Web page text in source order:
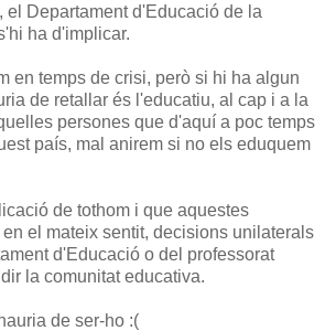
el Departament d'Educació de la
ha d'implicar.
en temps de crisi, però si hi ha algun
de retallar és l'educatiu, al cap i a la
persones que d'aquí a poc temps
país, mal anirem si no els eduquem
de tothom i que aquestes
el mateix sentit, decisions unilaterals
d'Educació o del professorat
la comunitat educativa.
de ser-ho :(